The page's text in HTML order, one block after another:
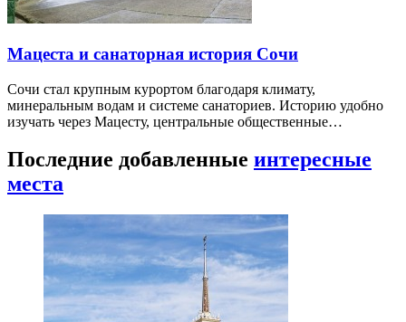
Мацеста и санаторная история Сочи
Сочи стал крупным курортом благодаря климату,
минеральным водам и системе санаториев. Историю удобно
изучать через Мацесту, центральные общественные…
Последние добавленные интересные
места